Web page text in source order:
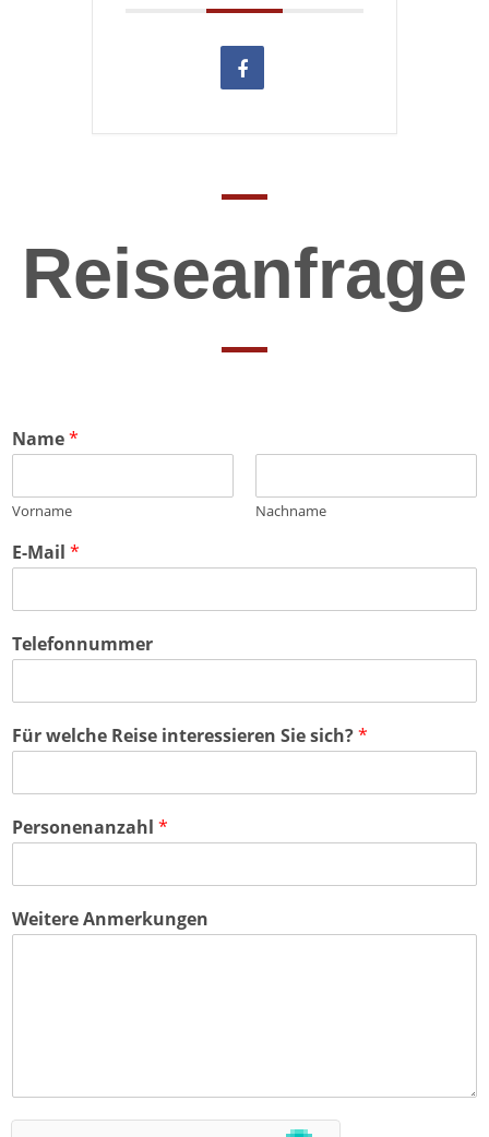
Reiseanfrage
Name*
Vorname Nachname
E-Mail *
Telefonnummer
Für welche Reise interessieren Sie sich?*
Personenanzahl *
Weitere Anmerkungen